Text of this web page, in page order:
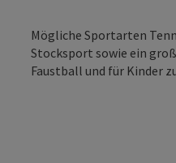
Mögliche Sportarten
Stocksport sowie ein
Faustball und für Kinder